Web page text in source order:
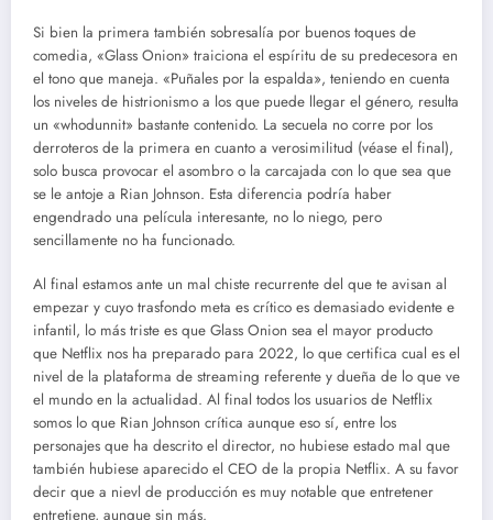
Si bien la primera también sobresalía por buenos toques de
comedia, «Glass Onion» traiciona el espíritu de su predecesora en
el tono que maneja. «Puñales por la espalda», teniendo en cuenta
los niveles de histrionismo a los que puede llegar el género, resulta
un «whodunnit» bastante contenido. La secuela no corre por los
derroteros de la primera en cuanto a verosimilitud (véase el final),
solo busca provocar el asombro o la carcajada con lo que sea que
se le antoje a Rian Johnson. Esta diferencia podría haber
engendrado una película interesante, no lo niego, pero
sencillamente no ha funcionado.
Al final estamos ante un mal chiste recurrente del que te avisan al
empezar y cuyo trasfondo meta es crítico es demasiado evidente e
infantil, lo más triste es que Glass Onion sea el mayor producto
que Netflix nos ha preparado para 2022, lo que certifica cual es el
nivel de la plataforma de streaming referente y dueña de lo que ve
el mundo en la actualidad. Al final todos los usuarios de Netflix
somos lo que Rian Johnson crítica aunque eso sí, entre los
personajes que ha descrito el director, no hubiese estado mal que
también hubiese aparecido el CEO de la propia Netflix. A su favor
decir que a nievl de producción es muy notable que entretener
entretiene, aunque sin más.